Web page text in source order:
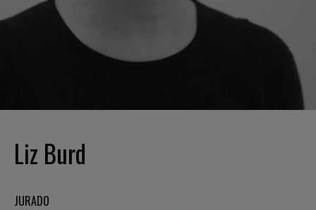
Liz Burd
JURADO